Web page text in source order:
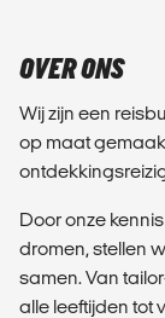
OVER ONS
Wij zijn een
op maat
Door onze
dromen, stellen
samen. Van
alle leeftijden tot